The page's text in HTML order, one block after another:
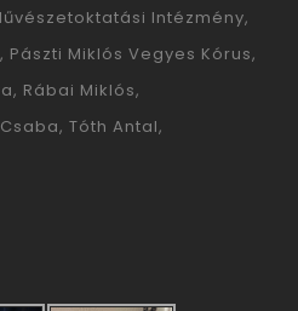
Intézmény
Pászti Miklós Vegyes Kórus
Rábai Miklós
Tóth Antal